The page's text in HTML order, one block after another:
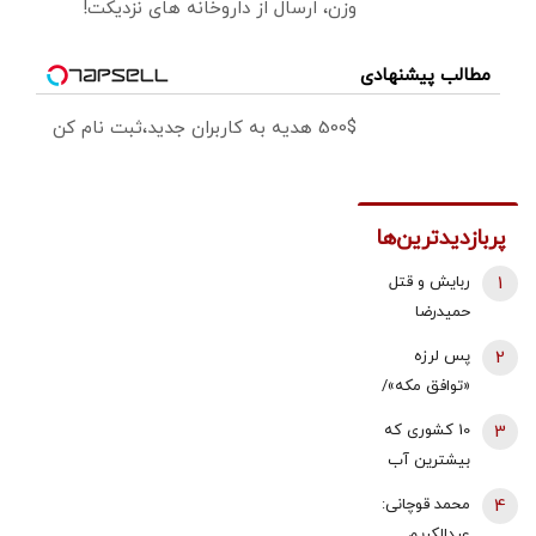
وزن، ارسال از داروخانه های نزدیکت!
مطالب پیشنهادی
500$ هدیه به کاربران جدید،ثبت نام کن
پربازدیدترین‌ها
ربایش و قتل
حمیدرضا
شد/ ارسال
ویدئویی از
لحظه قتل او
برای
عکس
1
پس لرزه
«توافق مکه»/
داد: بر علیه
ایران نیست
2
10 کشوری که
بیشترین آب
3
محمد قوچانی:
4